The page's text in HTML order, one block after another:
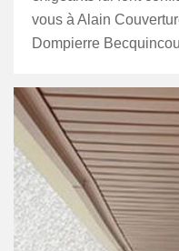
vous à Alain
Dompierre